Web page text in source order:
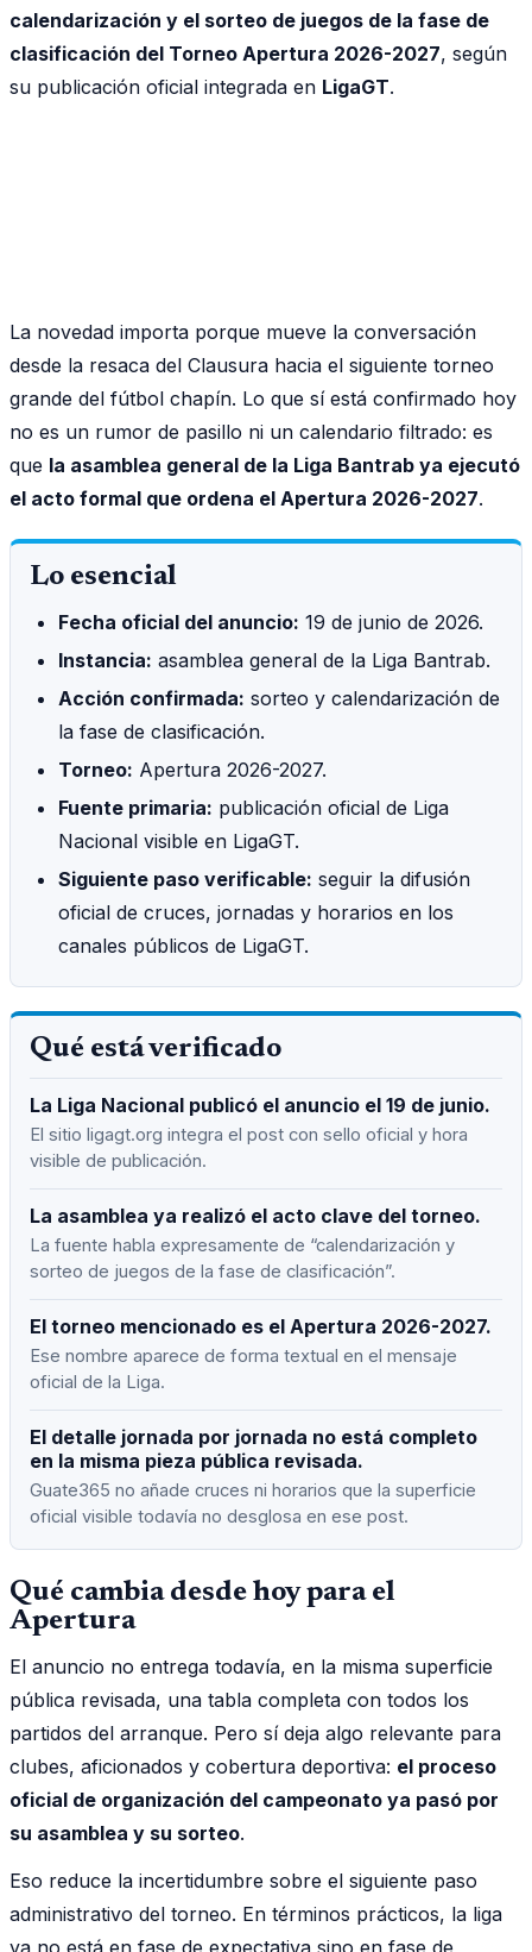
calendarización y el sorteo de juegos de la fase de
clasificación del Torneo Apertura 2026-2027, según
su publicación oficial integrada en LigaGT.
La novedad importa porque mueve la conversación
desde la resaca del Clausura hacia el siguiente torneo
grande del fútbol chapín. Lo que sí está confirmado hoy
no es un rumor de pasillo ni un calendario filtrado: es
que la asamblea general de la Liga Bantrab ya ejecutó
el acto formal que ordena el Apertura 2026-2027.
Lo esencial
Fecha oficial del anuncio: 19 de junio de 2026.
Instancia: asamblea general de la Liga Bantrab.
Acción confirmada: sorteo y calendarización de
la fase de clasificación.
Torneo: Apertura 2026-2027.
Fuente primaria: publicación oficial de Liga
Nacional visible en LigaGT.
Siguiente paso verificable: seguir la difusión
oficial de cruces, jornadas y horarios en los
canales públicos de LigaGT.
Qué está verificado
La Liga Nacional publicó el anuncio el 19 de junio.
El sitio ligagt.org integra el post con sello oficial y hora
visible de publicación.
La asamblea ya realizó el acto clave del torneo.
La fuente habla expresamente de “calendarización y
sorteo de juegos de la fase de clasificación”.
El torneo mencionado es el Apertura 2026-2027.
Ese nombre aparece de forma textual en el mensaje
oficial de la Liga.
El detalle jornada por jornada no está completo
en la misma pieza pública revisada.
Guate365 no añade cruces ni horarios que la superficie
oficial visible todavía no desglosa en ese post.
Qué cambia desde hoy para el
Apertura
El anuncio no entrega todavía, en la misma superficie
pública revisada, una tabla completa con todos los
partidos del arranque. Pero sí deja algo relevante para
clubes, aficionados y cobertura deportiva: el proceso
oficial de organización del campeonato ya pasó por
su asamblea y su sorteo.
Eso reduce la incertidumbre sobre el siguiente paso
administrativo del torneo. En términos prácticos, la liga
ya no está en fase de expectativa sino en fase de